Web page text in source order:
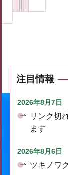
注目情報
2026年8月7日
リンク切
ます
2026年8月6日
ツキノワ